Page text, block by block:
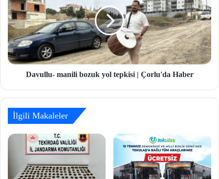
Davullu- manili bozuk yol tepkisi | Çorlu'da Haber
İlgili Makaleler